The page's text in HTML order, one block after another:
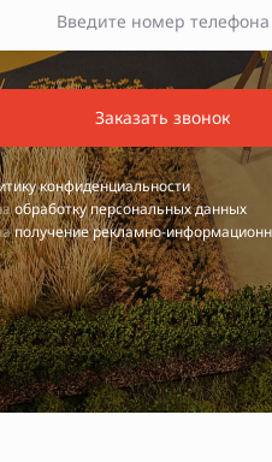
Заказать звонок
конфиденциальности
обработку персональных данных
получение рекламно-